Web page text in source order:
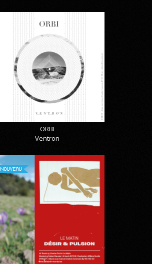
ORBI
Ventron
NOUVEAU